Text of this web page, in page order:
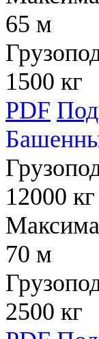
65 м
1500 кг
PDF
12000 кг
70 м
2500 кг